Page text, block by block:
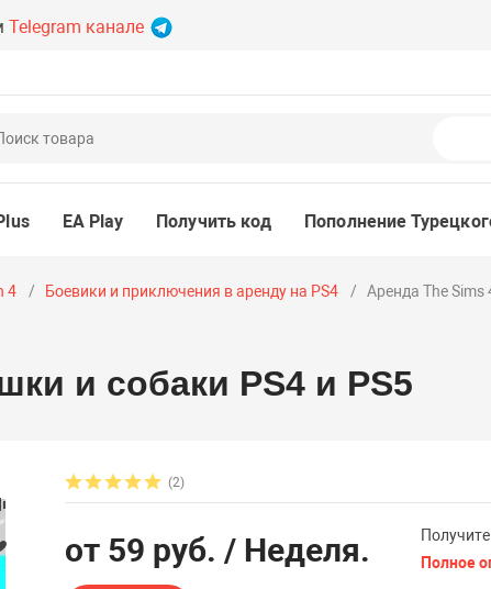
Telegram канале
EA Play Получить код Пополнение
4 Боевики и приключения в аренду на PS4 Аренда The Sims
и собаки PS4 и PS5
(2)
от 59 руб. / Неделя.
Полное